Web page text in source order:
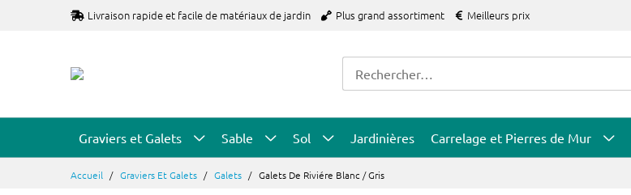
Livraison rapide et facile de matériaux de jardin Plus grand assortiment Meilleurs prix
Graviers et Galets Sable Sol Jardinières Carrelage et Pierres de Mur
Accueil Graviers Et Galets Galets Galets De Riviére Blanc / Gris